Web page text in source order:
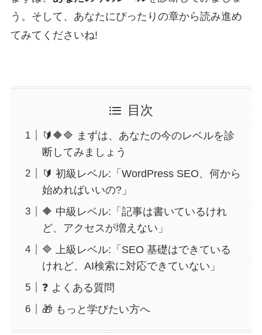
う。そして、あなたにぴったりの章から読み進め
てみてくださいね!
目次
🔰🔶🔷 まずは、あなたの今のレベルを診
断してみましょう
🔰 初級レベル:「WordPress SEO、何から
始めればいいの?」
🔶 中級レベル:「記事は書いているけれ
ど、アクセスが増えない」
🔷 上級レベル:「SEO 基礎はできている
けれど、AI検索に対応できていない」
❓ よくある質問
🎁 もっと学びたい方へ